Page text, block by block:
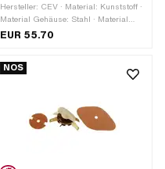
Hersteller: CEV · Material: Kunststoff ·
Material Gehäuse: Stahl · Material
Unterbau: Stahl · Oberfläche:
(Scheinwerfer) · Funktionen: Hupe ·
Stk. · Ø Lenker: 22 mm
EUR 55.70
NOS